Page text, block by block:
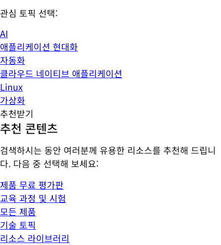
관심 토픽 선택:
AI
애플리케이션 현대화
자동화
클라우드 네이티브 애플리케이션
Linux
가상화
추천받기
추천 콘텐츠
검색하시는 동안 여러분께 유용한 리소스를 추천해 드립니
다. 다음 중 선택해 보세요:
제품 무료 평가판
교육 과정 및 시험
모든 제품
기술 토픽
리소스 라이브러리